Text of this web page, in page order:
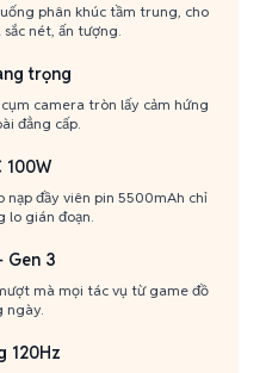
phân khúc tầm trung, cho
sắc nét, ấn tượng.
trọng
camera tròn lấy cảm hứng
đẳng cấp.
100W
nạp đầy viên pin 5500mAh chỉ
lo gián đoạn.
Gen 3
mà mọi tác vụ từ game đồ
ngày.
120Hz